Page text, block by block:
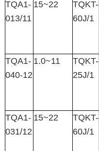
TQA1-
013/11
15~22
TQKT-
60J/1
TQA1-
040-12
1.0~11
TQKT-
25J/1
TQA1-
031/12
15~22
TQKT-
60J/1